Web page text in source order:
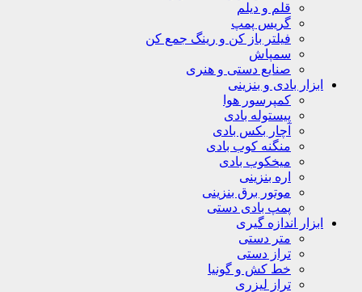
قلم و دیلم
گریس پمپ
فیلتر باز کن و رینگ جمع کن
سمپاش
صنایع دستی و هنری
ابزار بادی و بنزینی
کمپرسور هوا
پیستوله بادی
آچار بکس بادی
منگنه کوب بادی
میخکوب بادی
اره بنزینی
موتور برق بنزینی
پمپ بادی دستی
ابزار اندازه گیری
متر دستی
تراز دستی
خط کش و گونیا
تراز لیزری